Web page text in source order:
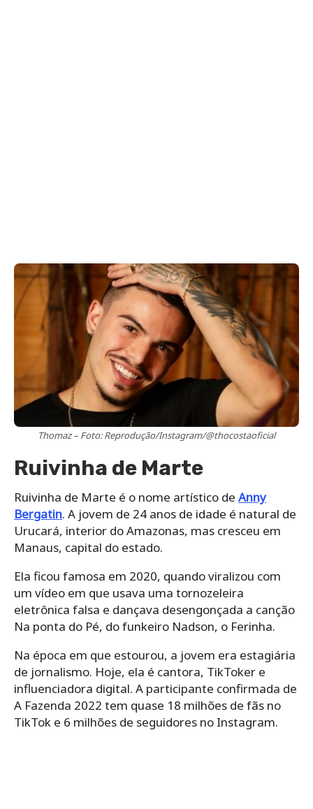
Thomaz – Foto: Reprodução/Instagram/@thocostaoficial
Ruivinha de Marte
Ruivinha de Marte é o nome artístico de Anny
Bergatin. A jovem de 24 anos de idade é natural de
Urucará, interior do Amazonas, mas cresceu em
Manaus, capital do estado.
Ela ficou famosa em 2020, quando viralizou com
um vídeo em que usava uma tornozeleira
eletrônica falsa e dançava desengonçada a canção
Na ponta do Pé, do funkeiro Nadson, o Ferinha.
Na época em que estourou, a jovem era estagiária
de jornalismo. Hoje, ela é cantora, TikToker e
influenciadora digital. A participante confirmada de
A Fazenda 2022 tem quase 18 milhões de fãs no
TikTok e 6 milhões de seguidores no Instagram.